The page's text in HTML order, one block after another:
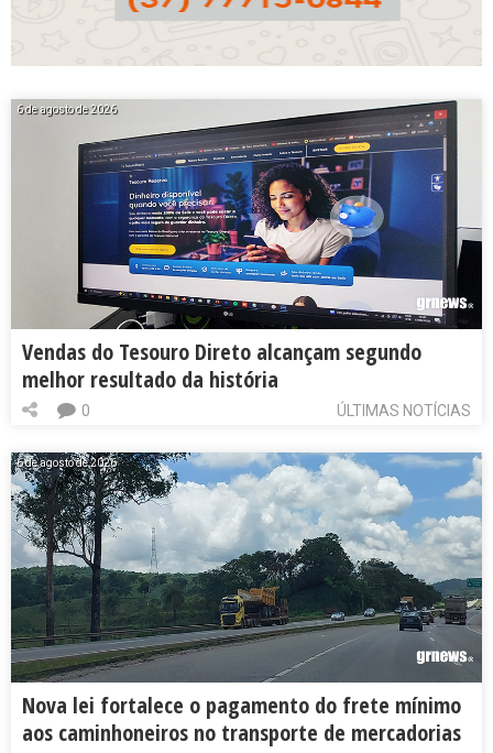
6 de agosto de 2026
Vendas do Tesouro Direto alcançam segundo
melhor resultado da história
ÚLTIMAS NOTÍCIAS
0
6 de agosto de 2026
Nova lei fortalece o pagamento do frete mínimo
aos caminhoneiros no transporte de mercadorias